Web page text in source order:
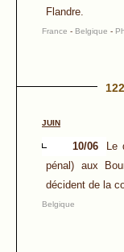
Flandre.
France - Belgique -
JUIN
10/06
Le
pénal) aux
décident de la
Belgique